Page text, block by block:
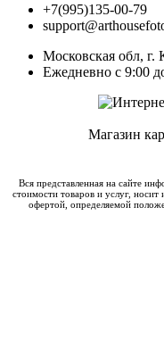
+7(995)135-00-79
Московская обл, г.
Ежедневно с 9:00
Магазин
Вся представленная на сайте
стоимости товаров и услуг,
офертой, определяемой